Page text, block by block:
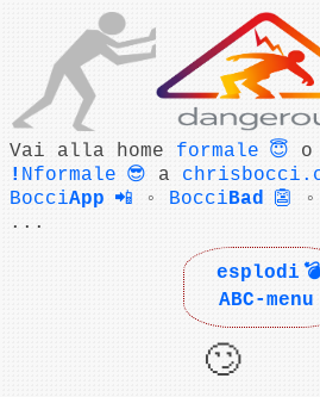
Vai alla home formale 😇 o
! Nformale 😎 a
BocciApp 📲 ◦ BocciBad 👺 ◦
...
esplodi 💣
ABC-menu
🙄